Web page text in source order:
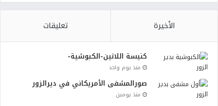
الأخيرة تعليقات
كنيسة اللاتين-الكبوشية-
منذ يوم واحد
صورالمشفى الأمريكاني في ديرالزور
منذ يومين